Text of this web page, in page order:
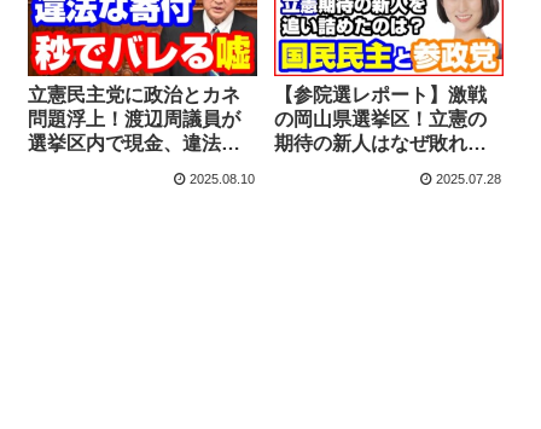
立憲民主党に政治とカネ
問題浮上！渡辺周議員が
選挙区内で現金、違法な
員長なのに秒でバレる嘘
2025.08.10
【参院選レポート】激戦
の岡山県選挙区！立憲の
期待の新人はなぜ敗れた
情と参政党の躍進【KSL
2025.07.28